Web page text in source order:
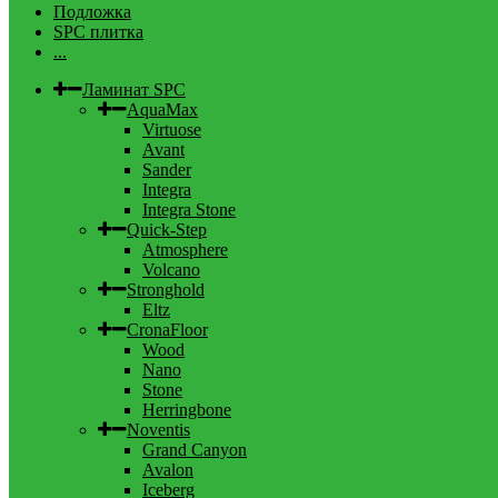
Подложка
SPC плитка
...
Ламинат SPC
AquaMax
Virtuose
Avant
Sander
Integra
Integra Stone
Quick-Step
Atmosphere
Volcano
Stronghold
Eltz
CronaFloor
Wood
Nano
Stone
Herringbone
Noventis
Grand Canyon
Avalon
Iceberg